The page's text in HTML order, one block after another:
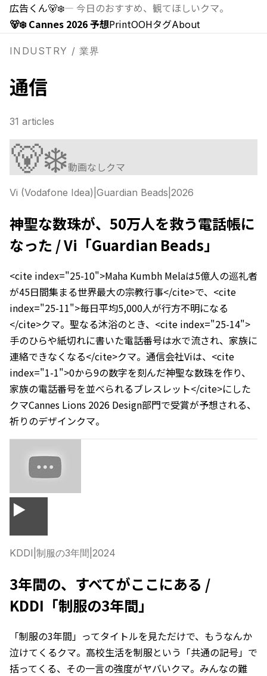
広告くん🐻‍❄️— 今日のおすすめ、観てほしいクマ。
🐻‍❄️ Cannes 2026 予想PrintOOHタグAbout
INDUSTRY / 業界
通信
31 articles
🐻‍❄️動画なしクマ
Vi (Vodafone Idea) Guardian Beads 2026
神聖な数珠が、50万人を救う電話帳に
なった / Vi「Guardian Beads」
<cite index="25-10">Maha Kumbh Melaは5億人の巡礼者
が45日間集まる世界最大の宗教行事</cite>で、<cite
index="25-11">毎日平均5,000人が行方不明になる
</cite>クマ。聖なる沐浴のとき、<cite index="25-14">
手のひらや紙切れに書いた電話番号は水で流され、家族に
連絡できなくなる</cite>クマ。通信会社Viは、<cite
index="1-1">0から9の数字を刻んだ神聖な数珠を作り、
家族の電話番号を並べられるブレスレット</cite>にした
クマ――Cannes Lions 2026 Design部門で受賞が予想される、
祈りのデザインクマ。
▶
KDDI 制服の3年間 2024
3年間の、すべてがここにある /
KDDI「制服の3年間」
「制服の3年間」ってタイトルを見ただけで、もうなんか
泣けてくるクマ。高校生活を制服という「共通の記号」で
括ってくる、その一言の強度がヤバいクマ。みんなの難